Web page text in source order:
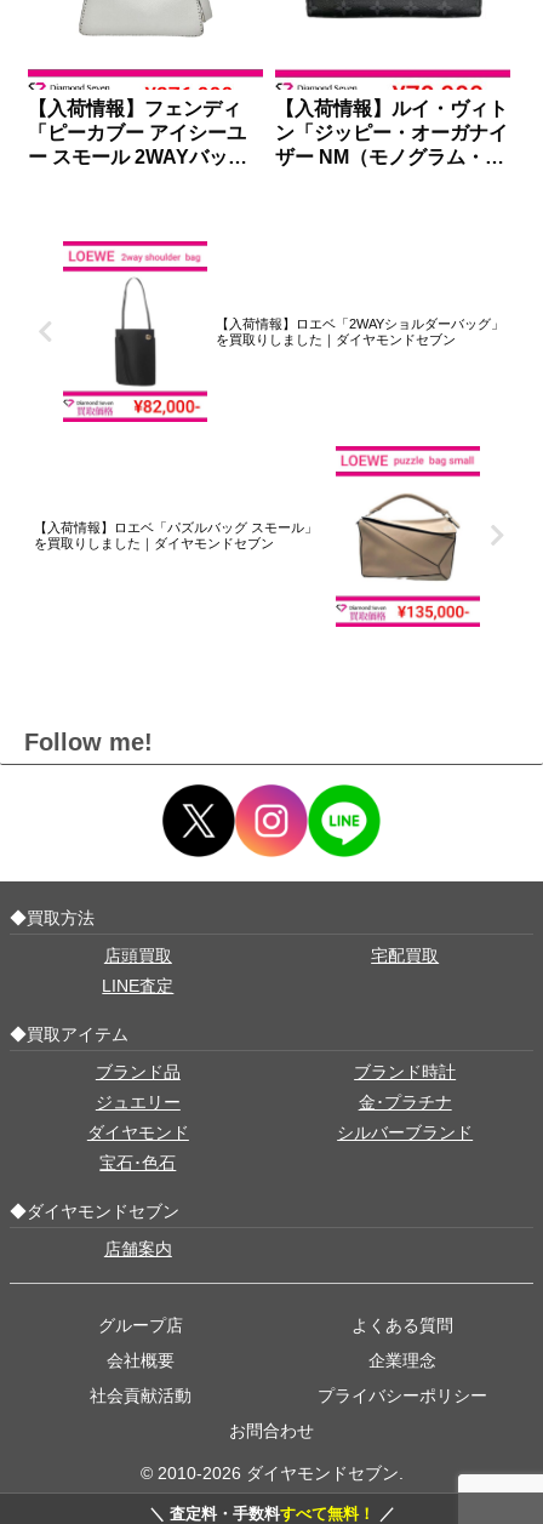
【入荷情報】フェンディ
「ピーカブー アイシーユ
ー スモール 2WAYバッ
【入荷情報】ルイ・ヴィト
ン「ジッピー・オーガナイ
ザー NM（モノグラム・エ
【入荷情報】ロエベ「2WAYショルダーバッグ」
を買取りしました｜ダイヤモンドセブン
【入荷情報】ロエベ「パズルバッグ スモール」
を買取りしました｜ダイヤモンドセブン
Follow me!
◆買取方法
店頭買取
宅配買取
LINE査定
◆買取アイテム
ブランド品
ブランド時計
ジュエリー
金･プラチナ
ダイヤモンド
シルバーブランド
宝石･色石
◆ダイヤモンドセブン
店舗案内
グループ店
よくある質問
会社概要
企業理念
社会貢献活動
プライバシーポリシー
お問合わせ
© 2010-2026 ダイヤモンドセブン.
＼ 査定料・手数料すべて無料！ ／